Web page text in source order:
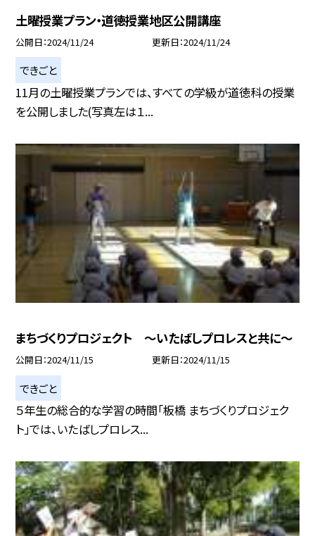
土曜授業プラン・道徳授業地区公開講座
公開日 2024/11/24 更新日 2024/11/24
できごと
11月の土曜授業プランでは、すべての学級が道徳科の授業
を公開しました(写真左は１...
まちづくりプロジェクト 〜いたばしプロレスと共に〜
公開日 2024/11/15 更新日 2024/11/15
できごと
５年生の総合的な学習の時間「板橋 まちづくりプロジェク
ト」では、いたばしプロレス...